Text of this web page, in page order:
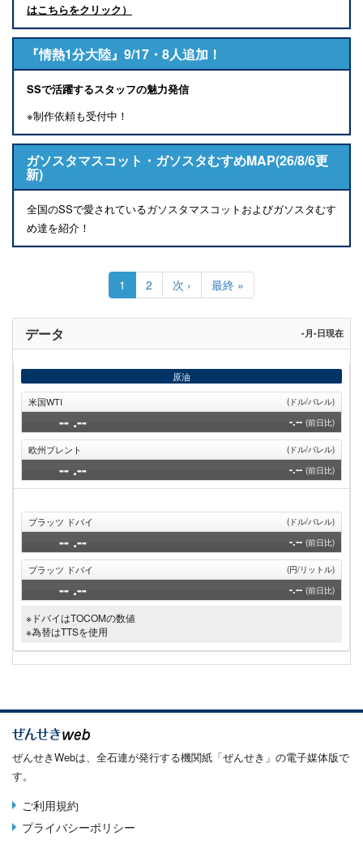
はこちらをクリック）
『情熱1分大陸』9/17・8人追加！
SSで活躍するスタッフの魅力発信
※制作依頼も受付中！
ガソスタマスコット・ガソスタむすめMAP(26/8/6更
新)
全国のSSで愛されているガソスタマスコットおよびガソスタむす
め達を紹介！
送
り
カ
レ
ン
ペ
1 Page
2
次
ペ
ー
次 ›
最
終
ペ
ジ
最終 »
データ -月-日現在
原油
米国WTI
(ドル/バレル)
-- .-- -.-- (前日比)
欧州ブレント (ドル/バレル)
-- .-- -.-- (前日比)
プラッツ ドバイ (ドル/バレル)
-- .-- -.-- (前日比)
プラッツ ドバイ (円/リットル)
-- .-- -.-- (前日比)
※ドバイはTOCOMの数値
※為替はTTSを使用
ぜんせきWebは、全石連が発行する機関紙「ぜんせき」の電子媒体版で
す。
Terms
menu
ご利用規約
プライバシーポリシー